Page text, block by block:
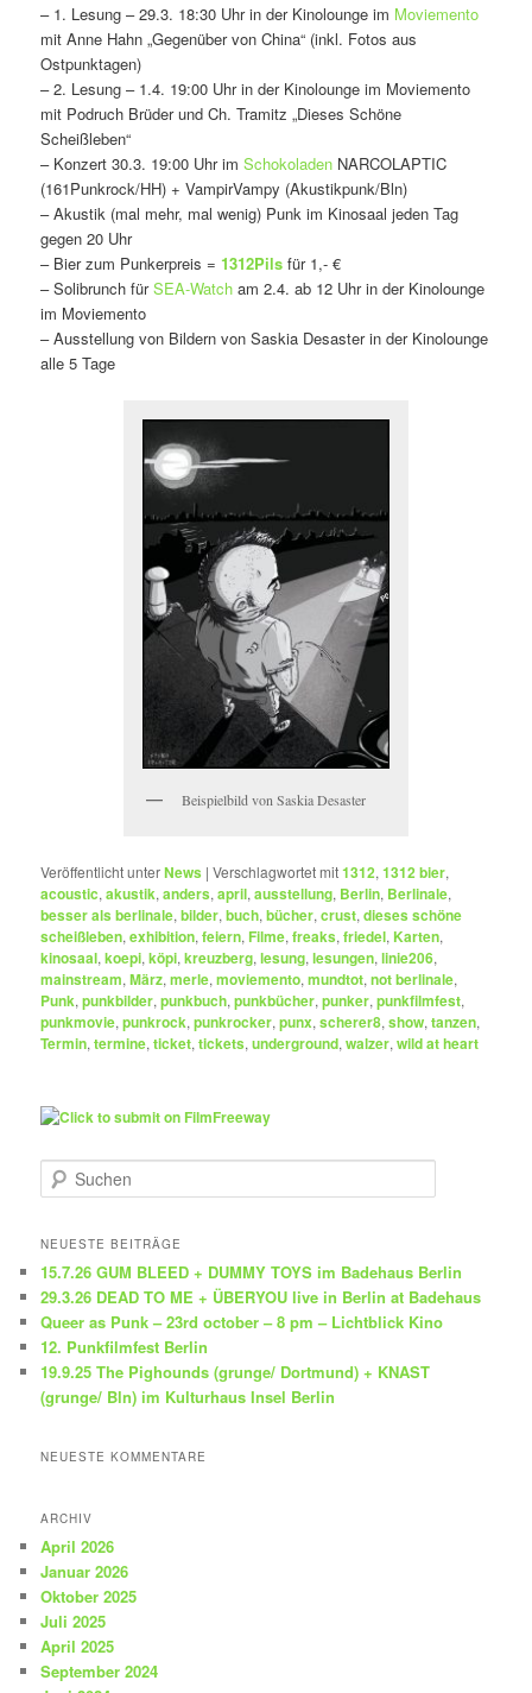
– 1. Lesung – 29.3. 18:30 Uhr in der Kinolounge im Moviemento
mit Anne Hahn „Gegenüber von China“ (inkl. Fotos aus
Ostpunktagen)
– 2. Lesung – 1.4. 19:00 Uhr in der Kinolounge im Moviemento
mit Podruch Brüder und Ch. Tramitz „Dieses Schöne
Scheißleben“
– Konzert 30.3. 19:00 Uhr imSchokoladen NARCOLAPTIC
(161Punkrock/HH) + VampirVampy (Akustikpunk/Bln)
– Akustik (mal mehr, mal wenig) Punk im Kinosaal jeden Tag
gegen 20 Uhr
– Bier zum Punkerpreis = 1312Pils für 1,- €
– Solibrunch fürSEA-Watch am 2.4. ab 12 Uhr in der Kinolounge
im Moviemento
– Ausstellung von Bildern von Saskia Desaster in der Kinolounge
alle 5 Tage
Beispielbild von Saskia Desaster
Veröffentlicht unterNews |Verschlagwortet mit1312,1312 bier,
acoustic,akustik,anders,april,ausstellung, Berlin, Berlinale,
besser als berlinale,bilder,buch,bücher,crust,dieses schöne
scheißleben,exhibition,feiern, Filme,freaks,friedel, Karten,
kinosaal,koepi,köpi,kreuzberg,lesung,lesungen,linie206,
mainstream,März,merle,moviemento,mundtot,not berlinale,
Punk,punkbilder,punkbuch,punkbücher,punker,punkfilmfest,
punkmovie,punkrock,punkrocker,punx,scherer8,show,tanzen,
Termin,termine,ticket,tickets,underground,walzer,wild at heart
u
h
n
NEUESTE BEITRÄGE
15.7.26 GUM BLEED + DUMMY TOYS im Badehaus Berlin
29.3.26 DEAD TO ME + ÜBERYOU live in Berlin at Badehaus
Queer as Punk – 23rd october – 8 pm – Lichtblick Kino
12. Punkfilmfest Berlin
19.9.25 The Pighounds (grunge/ Dortmund) + KNAST
(grunge/ Bln) im Kulturhaus Insel Berlin
NEUESTE KOMMENTARE
ARCHIV
April 2026
Januar 2026
Oktober 2025
Juli 2025
April 2025
September 2024